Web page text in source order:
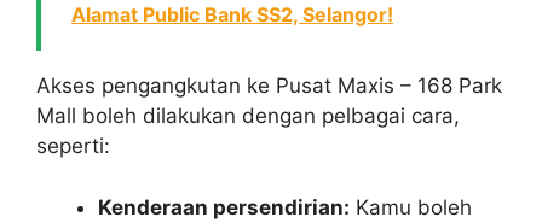
Alamat Public Bank SS2, Selangor!
Akses pengangkutan ke Pusat Maxis – 168 Park
Mall boleh dilakukan dengan pelbagai cara,
seperti:
Kenderaan persendirian: Kamu boleh